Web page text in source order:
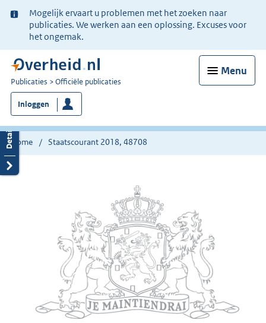
Ter
informatie:
Mogelijk ervaart u problemen met het zoeken naar
publicaties. We werken aan een oplossing. Excuses voor
het ongemak.
Menu
U
bent
nu
hier:
Publicaties Officiële publicaties
Inloggen
Home Staatscourant 2018, 48708